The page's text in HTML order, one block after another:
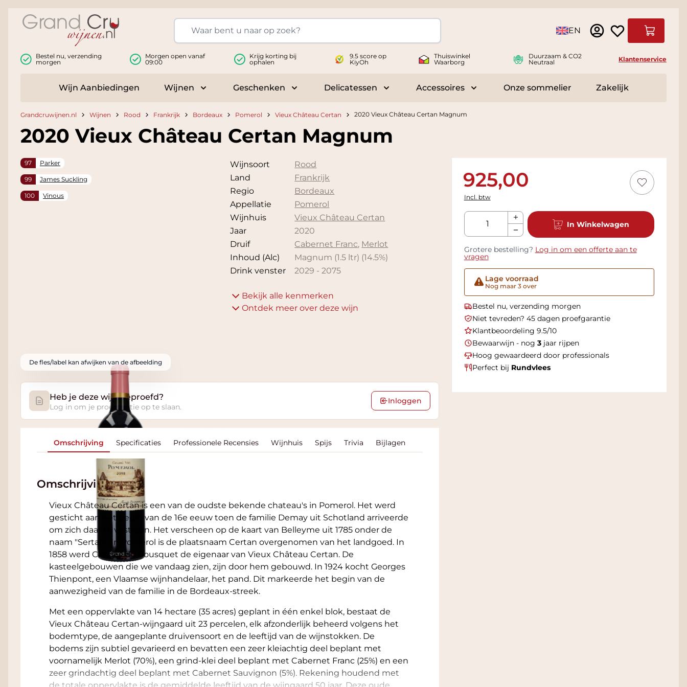
Taal EN
Bestel nu, verzending
morgen
Morgen open vanaf
09:00
Krijg korting bij
ophalen
9.5 score op
KiyOh
Thuiswinkel
Waarborg
Duurzaam & CO2
Neutraal
Klantenservice
Wijn Aanbiedingen Wijnen
Toggle submenu for Wijnen
Geschenken
Toggle submenu for Geschenken
Delicatessen
Toggle submenu for Delicatessen
Accessoires
Toggle submenu for Accessoires
Onze sommelier Zakelijk
Grandcruwijnen.nl Wijnen Rood Frankrijk Bordeaux Pomerol Vieux Château Certan 2020 Vieux Château Certan Magnum
2020 Vieux Château Certan Magnum
De fles/label kan afwijken van de afbeelding
97 Parker
99 James Suckling
100 Vinous
Wijnsoort
Rood
Land
Frankrijk
Regio
Bordeaux
Appellatie
Pomerol
Wijnhuis
Vieux Château Certan
Jaar
2020
Druif
Cabernet Franc, Merlot
Inhoud (Alc)
Magnum (1.5 ltr) (14.5%)
Drink venster
2029 -2075
Bekijk alle kenmerken
Ontdek meer over deze wijn
925,00
Incl. btw
Aantal
In Winkelwagen
Grotere bestelling? Log in om een offerte aan te
vragen
Lage voorraad
Nog maar 3 over
Bestel nu, verzending morgen
Niet tevreden? 45 dagen proefgarantie
Klantbeoordeling 9.5/10
Bewaarwijn - nog 3jaar rijpen
Hoog gewaardeerd door professionals
Perfect bij Rundvlees
Heb je deze wijn geproefd?
Log in om je proefnotitie op te slaan.
Inloggen
Omschrijving Specificaties Professionele Recensies Wijnhuis Spijs Trivia Bijlagen
Omschrijving
Vieux Château Certan is een van de oudste bekende chateau's in Pomerol. Het werd
gesticht aan het begin van de 16e eeuw toen de familie Demay uit Schotland arriveerde
om zich daar te vestigen. Het verscheen op de kaart van Belleyme uit 1785 onder de
naam "Sertan". In Pomerol is de plaatsnaam Certan overgenomen van het landgoed. In
1858 werd Charles de Bousquet de eigenaar van Vieux Château Certan. De
kasteelgebouwen die we vandaag zien, zijn door hem gebouwd. In 1924 kocht Georges
Thienpont, een Vlaamse wijnhandelaar, het pand. Dit markeerde het begin van de
aanwezigheid van de familie in de Bordeaux-streek.
Met een oppervlakte van 14 hectare (35 acres) geplant in één enkel blok, bestaat de
Vieux Château Certan-wijngaard uit 23 percelen, elk afzonderlijk beheerd volgens het
bodemtype, de aangeplante druivensoort en de leeftijd van de wijnstokken. De
bodems zijn subtiel gevarieerd en bevatten een zeer kleiachtig deel beplant met
voornamelijk Merlot (70%), een grind-klei deel beplant met Cabernet Franc (25%) en een
zeer grindachtig deel beplant met Cabernet Sauvignon (5%). Rekening houdend met
de totale oppervlakte is de gemiddelde leeftijd van de wijngaard 50 jaar. Deze oude